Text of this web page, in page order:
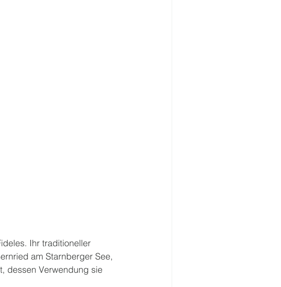
Ihr traditioneller
am Starnberger See,
dessen Verwendung sie